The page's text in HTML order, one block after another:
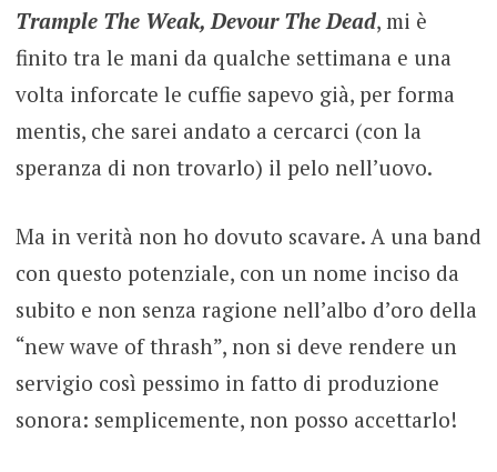
Trample The Weak, Devour The Dead, mi è
finito tra le mani da qualche settimana e una
volta inforcate le cuffie sapevo già, per forma
mentis, che sarei andato a cercarci (con la
speranza di non trovarlo) il pelo nell’uovo.
Ma in verità non ho dovuto scavare. A una band
con questo potenziale, con un nome inciso da
subito e non senza ragione nell’albo d’oro della
“new wave of thrash”, non si deve rendere un
servigio così pessimo in fatto di produzione
sonora: semplicemente, non posso accettarlo!